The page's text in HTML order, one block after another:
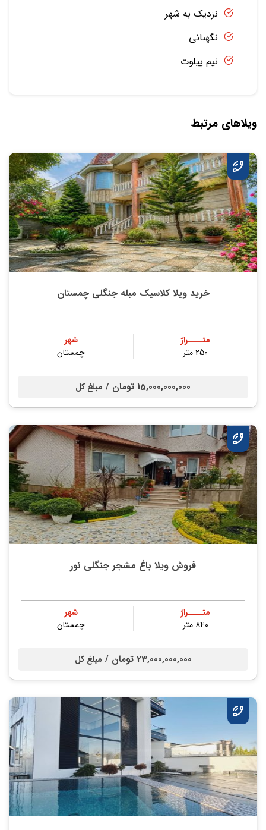
نزدیک به شهر
نگهبانی
نیم پیلوت
ویلاهای مرتبط
خرید ویلا کلاسیک مبله جنگلی چمستان
متــــراژ
250 متر
شهر
چمستان
15,000,000,000 تومان / مبلغ کل
فروش ویلا باغ مشجر جنگلی نور
متــــراژ
۸۴۰ متر
شهر
چمستان
23,000,000,000 تومان / مبلغ کل